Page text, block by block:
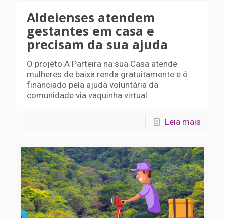
Aldeienses atendem
gestantes em casa e
precisam da sua ajuda
O projeto A Parteira na sua Casa atende
mulheres de baixa renda gratuitamente e é
financiado pela ajuda voluntária da
comunidade via vaquinha virtual.
Leia mais